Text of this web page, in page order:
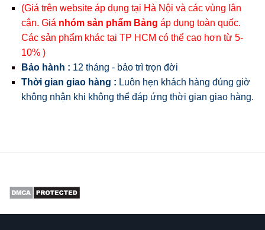
(Giá trên website áp dụng tại Hà Nội và các vùng lân
cận. Giá nhóm sản phẩm Bảng áp dụng toàn quốc.
Các sản phẩm khác tại TP HCM có thể cao hơn từ 5-
10% )
Bảo hành : 12 tháng - bảo trì trọn đời
Thời gian giao hàng : Luôn hẹn khách hàng đúng giờ
không nhận khi không thể đáp ứng thời gian giao hàng.